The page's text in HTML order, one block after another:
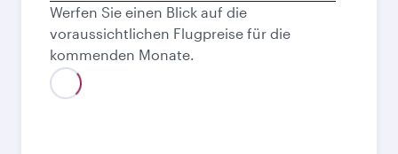
Werfen Sie einen Blick auf die
voraussichtlichen Flugpreise für die
kommenden Monate.